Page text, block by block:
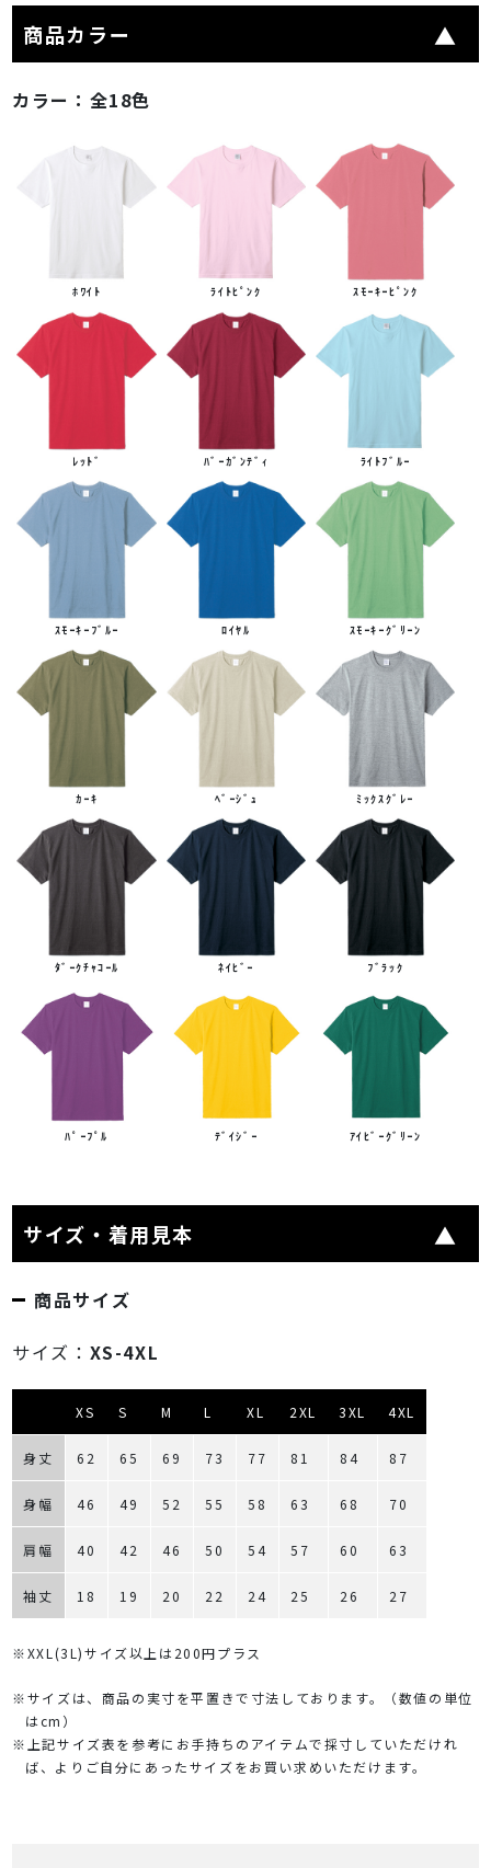
商品カラー
カラー： 全18色
ﾎﾜｲﾄ ﾗｲﾄﾋﾟﾝｸ ｽﾓｰｷｰﾋﾟﾝｸ
ﾚｯﾄﾞ ﾊﾞｰｶﾞﾝﾃﾞｨ ﾗｲﾄﾌﾞﾙｰ
ｽﾓｰｷｰﾌﾞﾙｰ ﾛｲﾔﾙ ｽﾓｰｷｰｸﾞﾘｰﾝ
ｶｰｷ ﾍﾞｰｼﾞｭ ﾐｯｸｽｸﾞﾚｰ
ﾀﾞｰｸﾁｬｺｰﾙ ﾈｲﾋﾞｰ ﾌﾞﾗｯｸ
ﾊﾟｰﾌﾟﾙ ﾃﾞｲｼﾞｰ ｱｲﾋﾞｰｸﾞﾘｰﾝ
サイズ・着用見本
商品サイズ
サイズ： XS-4XL
XS S M L XL 2XL 3XL 4XL
身丈 62 65 69 73 77 81 84 87
身幅 46 49 52 55 58 63 68 70
肩幅 40 42 46 50 54 57 60 63
袖丈 18 19 20 22 24 25 26 27
※XXL(3L)サイズ以上は200円プラス
※サイズは、商品の実寸を平置きで寸法しております。（数値の単位
はcm）
※上記サイズ表を参考にお手持ちのアイテムで採寸していただけれ
ば、よりご自分にあったサイズをお買い求めいただけます。